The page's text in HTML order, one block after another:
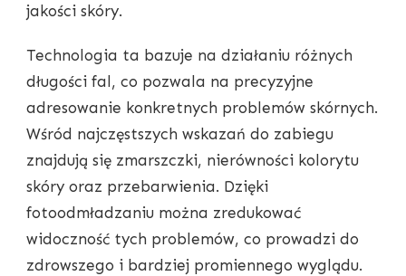
jakości skóry.
Technologia ta bazuje na działaniu różnych
długości fal, co pozwala na precyzyjne
adresowanie konkretnych problemów skórnych.
Wśród najczęstszych wskazań do zabiegu
znajdują się zmarszczki, nierówności kolorytu
skóry oraz przebarwienia. Dzięki
fotoodmładzaniu można zredukować
widoczność tych problemów, co prowadzi do
zdrowszego i bardziej promiennego wyglądu.